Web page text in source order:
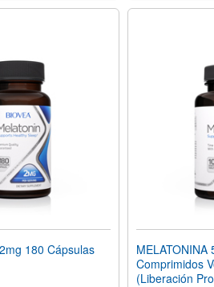
180 Cápsulas
MELATONINA
Comprimidos
(Liberación